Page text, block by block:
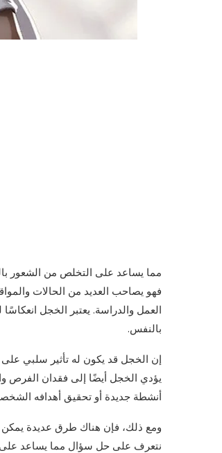
مما يساعد على التخلص من الشعور
فهو يصاحب العديد من الحالات
العمل والدراسة. يعتبر الخجل
بالنفس.
إن الخجل قد يكون له تأثير سلبي على
يؤدي الخجل أيضًا إلى فقدان الفرص
أنشطة جديدة أو تحقيق أهدافه
ومع ذلك، فإن هناك طرق عديدة
نتعرف على حل سؤال مما يساعد على